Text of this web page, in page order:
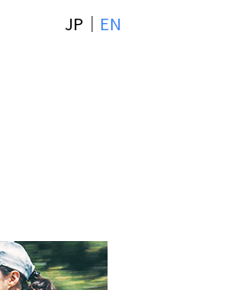
JP ｜ EN